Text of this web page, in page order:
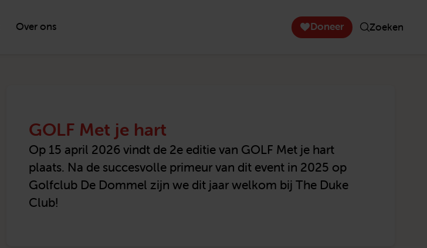
Over ons Doneer Zoeken
GOLF Met je hart
Op 15 april 2026 vindt de 2e editie van GOLF Met je hart
plaats. Na de succesvolle primeur van dit event in 2025 op
Golfclub De Dommel zijn we dit jaar welkom bij The Duke
Club!